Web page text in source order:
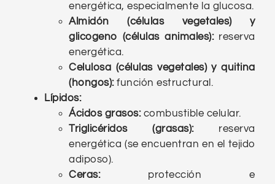
energética, especialmente la glucosa.
Almidón (células vegetales) y
glicogeno (células animales):reserva
energética.
Celulosa (células vegetales) y quitina
(hongos):función estructural.
Lípidos:
Ácidos grasos:combustible celular.
Triglicéridos (grasas):reserva
energética (se encuentran en el tejido
adiposo).
Ceras:protección e